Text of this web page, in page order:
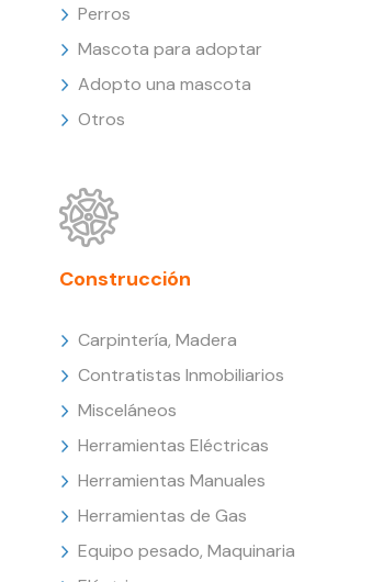
Perros
Mascota para adoptar
Adopto una mascota
Otros
Construcción
Carpintería, Madera
Contratistas Inmobiliarios
Misceláneos
Herramientas Eléctricas
Herramientas Manuales
Herramientas de Gas
Equipo pesado, Maquinaria